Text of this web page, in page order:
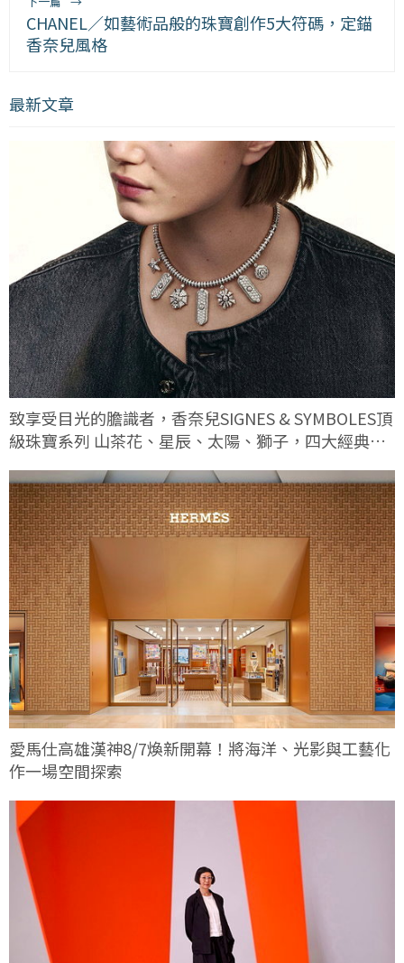
CHANEL／如藝術品般的珠寶創作5大符碼，定錨
香奈兒風格
最新文章
致享受目光的膽識者，香奈兒SIGNES & SYMBOLES頂
級珠寶系列 山茶花、星辰、太陽、獅子，四大經典符
愛馬仕高雄漢神8/7煥新開幕！將海洋、光影與工藝化
作一場空間探索